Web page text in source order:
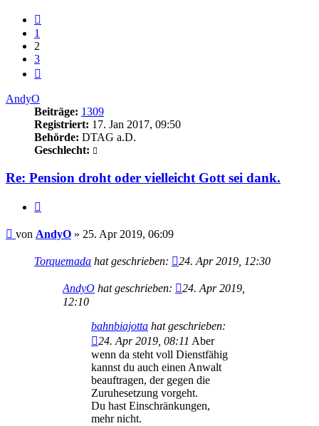
1
2
3
AndyO
Beiträge: 1309
Registriert: 17. Jan 2017, 09:50
Behörde: DTAG a.D.
Geschlecht:
Re: Pension droht oder vielleicht Gott sei dank.
Beitrag
von AndyO » 25. Apr 2019, 06:09
Torquemada hat geschrieben: 24. Apr 2019, 12:30
AndyO hat geschrieben:
24. Apr 2019,
12:10
bahnbiajotta hat geschrieben:
24. Apr 2019, 08:11 Aber
wenn da steht voll Dienstfähig
kannst du auch einen Anwalt
beauftragen, der gegen die
Zuruhesetzung vorgeht.
Du hast Einschränkungen,
mehr nicht.